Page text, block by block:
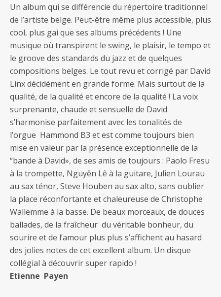
Un album qui se différencie du répertoire traditionnel
de l’artiste belge. Peut-être même plus accessible, plus
cool, plus gai que ses albums précédents ! Une
musique où transpirent le swing, le plaisir, le tempo et
le groove des standards du jazz et de quelques
compositions belges. Le tout revu et corrigé par David
Linx décidément en grande forme. Mais surtout de la
qualité, de la qualité et encore de la qualité ! La voix
surprenante, chaude et sensuelle de David
s’harmonise parfaitement avec les tonalités de
l’orgue Hammond B3 et est comme toujours bien
mise en valeur par la présence exceptionnelle de la
“bande à David», de ses amis de toujours : Paolo Fresu
à la trompette, Nguyên Lê à la guitare, Julien Lourau
au sax ténor, Steve Houben au sax alto, sans oublier
la place réconfortante et chaleureuse de Christophe
Wallemme à la basse. De beaux morceaux, de douces
ballades, de la fraîcheur du véritable bonheur, du
sourire et de l’amour plus plus s’affichent au hasard
des jolies notes de cet excellent album. Un disque
collégial à découvrir super rapido !
Etienne Payen